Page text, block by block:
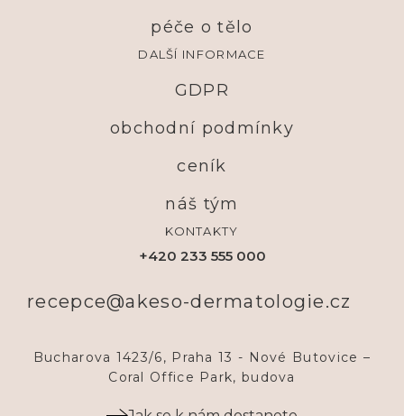
péče o tělo
DALŠÍ INFORMACE
GDPR
obchodní podmínky
ceník
náš tým
KONTAKTY
+420 233 555 000
recepce@akeso-dermatologie.cz
Bucharova 1423/6, Praha 13 - Nové Butovice –
Coral Office Park, budova